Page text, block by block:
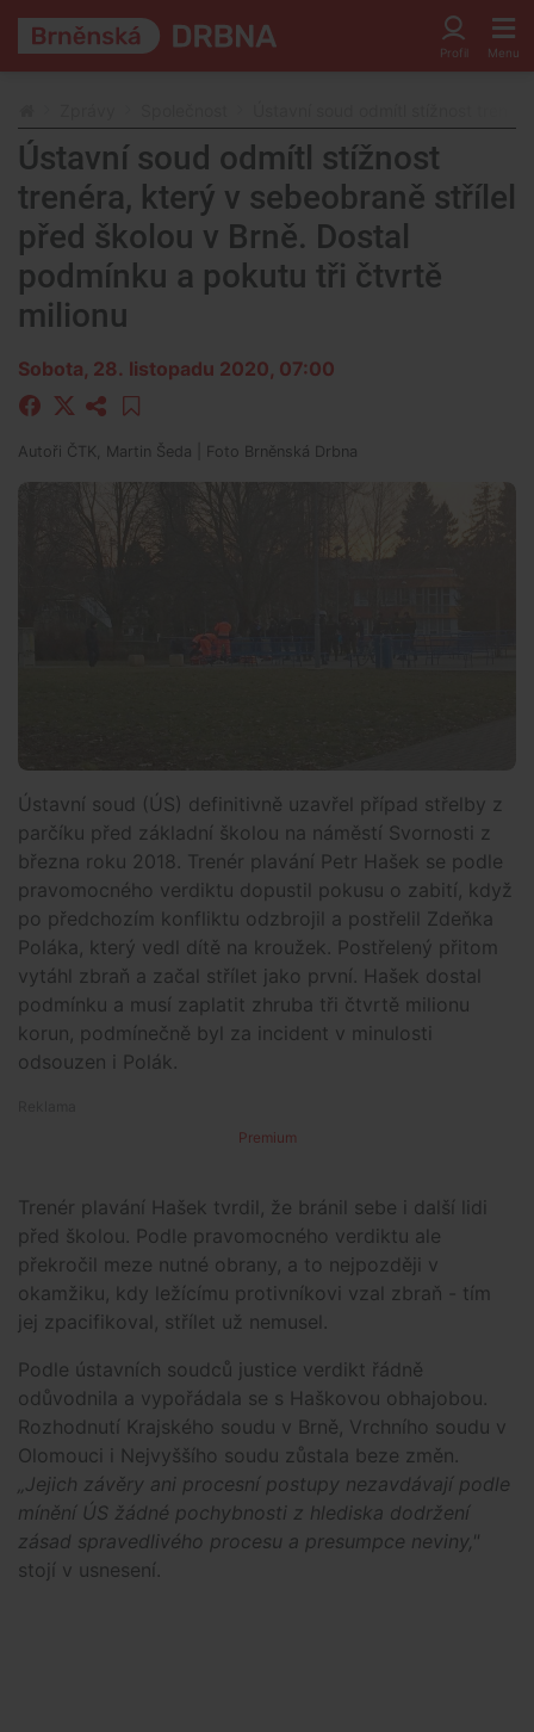
Ústavní soud odmítl stížnost
trenéra, který v sebeobraně střílel
před školou v Brně. Dostal
podmínku a pokutu tři čtvrtě
milionu
Sobota, 28. listopadu 2020, 07:00
Autoři ČTK, Martin Šeda | Foto Brněnská Drbna
Ústavní soud (ÚS) definitivně uzavřel případ střelby z
parčíku před základní školou na náměstí Svornosti z
března roku 2018. Trenér plavání Petr Hašek se podle
pravomocného verdiktu dopustil pokusu o zabití, když
po předchozím konfliktu odzbrojil a postřelil Zdeňka
Poláka, který vedl dítě na kroužek. Postřelený přitom
vytáhl zbraň a začal střílet jako první. Hašek dostal
podmínku a musí zaplatit zhruba tři čtvrtě milionu
korun, podmínečně byl za incident v minulosti
odsouzen i Polák.
Premium
Trenér plavání Hašek tvrdil, že bránil sebe i další lidi
před školou. Podle pravomocného verdiktu ale
překročil meze nutné obrany, a to nejpozději v
okamžiku, kdy ležícímu protivníkovi vzal zbraň - tím
jej zpacifikoval, střílet už nemusel.
Podle ústavních soudců justice verdikt řádně
odůvodnila a vypořádala se s Haškovou obhajobou.
Rozhodnutí Krajského soudu v Brně, Vrchního soudu v
Olomouci i Nejvyššího soudu zůstala beze změn.
„Jejich závěry ani procesní postupy nezavdávají podle
mínění ÚS žádné pochybnosti z hlediska dodržení
zásad spravedlivého procesu a presumpce neviny,"
stojí v usnesení.